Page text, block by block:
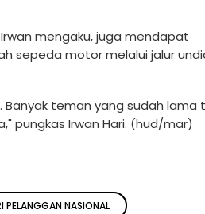
mengaku, juga mendapat
sepeda motor melalui jalur
teman yang sudah lama
pungkas Irwan Hari. (hud/mar)
PELANGGAN NASIONAL